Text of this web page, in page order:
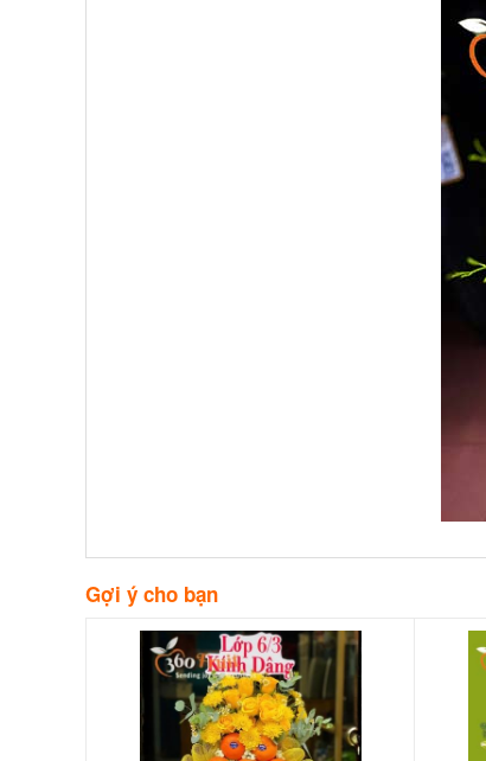
Gợi ý cho bạn